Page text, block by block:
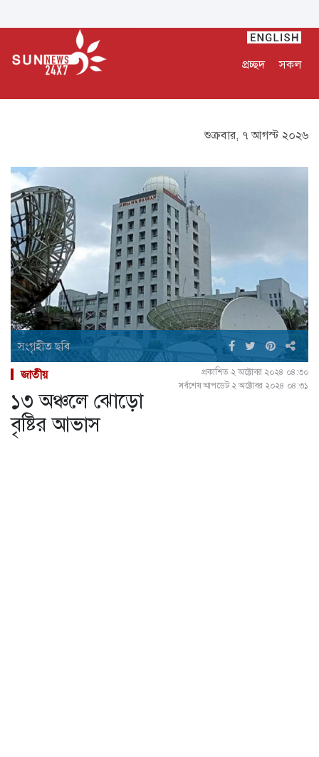
প্রচ্ছদ সকল
শুক্রবার, ৭ আগস্ট ২০২৬
সংগৃহীত ছবি
জাতীয়
প্রকাশিত ২ অক্টোবর ২০২৪ ০৪:৩০
সর্বশেষ আপডেট ২ অক্টোবর ২০২৪ ০৪:৩১
১৩ অঞ্চলে ঝোড়ো
বৃষ্টির আভাস